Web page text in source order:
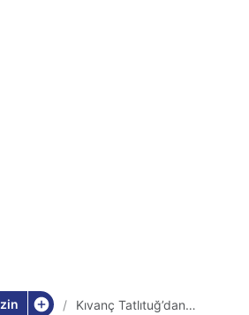
Kıvanç Tatlıtuğ’dan